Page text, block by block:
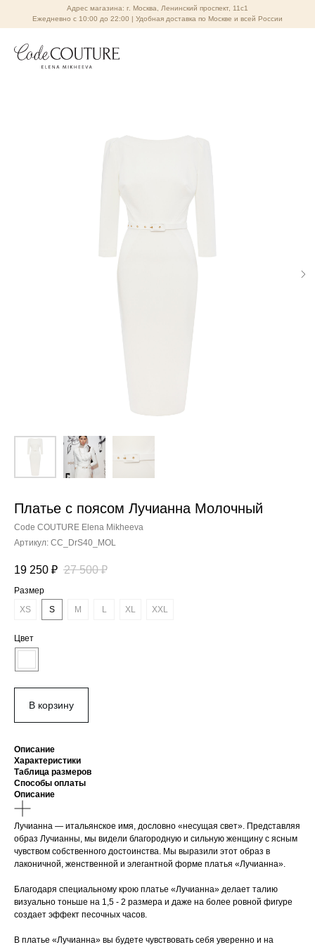
Адрес магазина: г. Москва, Ленинский проспект, 11с1
Ежедневно с 10:00 до 22:00 | Удобная доставка по Москве и всей России
Платье с поясом Лучианна Молочный
Code COUTURE Elena Mikheeva
Артикул: CC_DrS40_MOL
19 250 ₽ 27 500 ₽
Размер
XS
S M L XL XXL
Цвет
В корзину
Описание
Характеристики
Таблица размеров
Способы оплаты
Описание
Лучианна — итальянское имя, дословно «несущая свет». Представляя
образ Лучианны, мы видели благородную и сильную женщину с ясным
чувством собственного достоинства. Мы выразили этот образ в
лаконичной, женственной и элегантной форме платья «Лучианна».
Благодаря специальному крою платье «Лучианна» делает талию
визуально тоньше на 1,5 - 2 размера и даже на более ровной фигуре
создает эффект песочных часов.
В платье «Лучианна» вы будете чувствовать себя уверенно и на